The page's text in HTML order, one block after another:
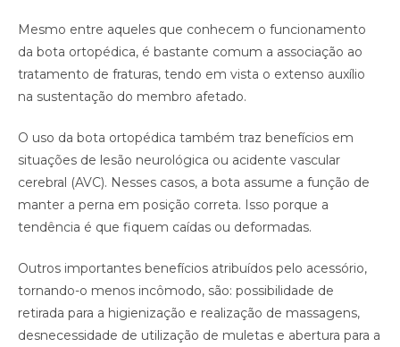
Mesmo entre aqueles que conhecem o funcionamento
da bota ortopédica, é bastante comum a associação ao
tratamento de fraturas, tendo em vista o extenso auxílio
na sustentação do membro afetado.
O uso da bota ortopédica também traz benefícios em
situações de lesão neurológica ou acidente vascular
cerebral (AVC). Nesses casos, a bota assume a função de
manter a perna em posição correta. Isso porque a
tendência é que fiquem caídas ou deformadas.
Outros importantes benefícios atribuídos pelo acessório,
tornando-o menos incômodo, são: possibilidade de
retirada para a higienização e realização de massagens,
desnecessidade de utilização de muletas e abertura para a